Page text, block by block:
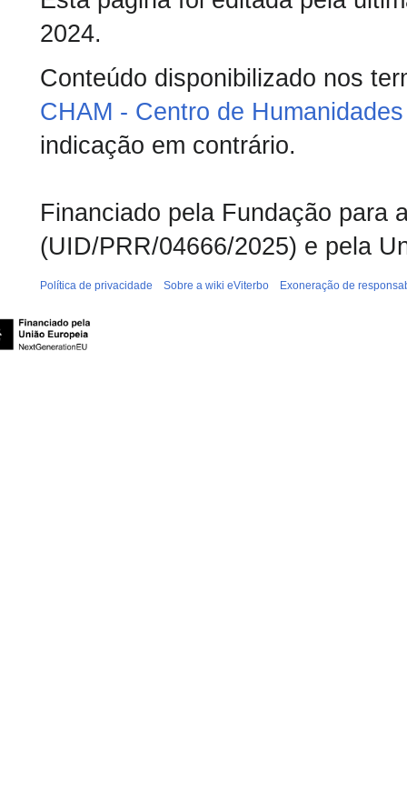
2024.
Conteúdo disponibilizado nos
CHAM - Centro de
indicação em contrário.
Financiado pela Fundação para
(UID/PRR/04666/2025) e pela
Política de privacidade Sobre a wiki eViterbo Exoneração de